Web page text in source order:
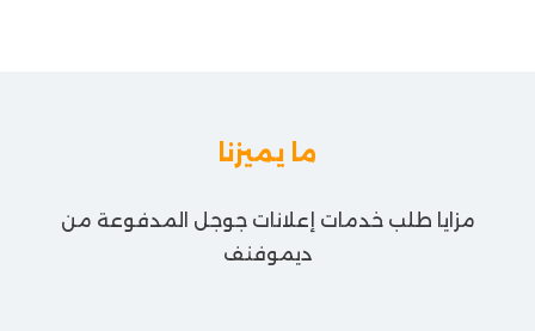
ما يميزنا
مزايا طلبخدمات إعلانات جوجل المدفوعة من
ديموفنف